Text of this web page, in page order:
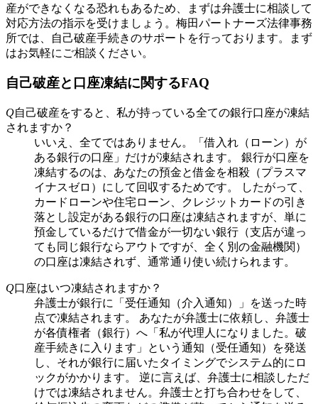
産ができなくなる恐れもあるため、まずは弁護士に相談して
対応方法の指示を受けましょう。梅田パートナーズ法律事務
所では、自己破産手続きのサポートを行っております。まず
はお気軽にご相談ください。
自己破産と口座凍結に関するFAQ
Q自己破産をすると、私が持っている全ての銀行口座が凍結
されますか？
いいえ、全てではありません。「借入れ（ローン）が
ある銀行の口座」だけが凍結されます。 銀行が口座を
凍結するのは、あなたの預金と借金を相殺（プラスマ
イナスゼロ）にして回収するためです。 したがって、
カードローンや住宅ローン、クレジットカードの引き
落とし設定がある銀行の口座は凍結されますが、単に
預金しているだけで借金が一切ない銀行（支店が違っ
ても同じ銀行ならアウトですが、全く別の金融機関）
の口座は凍結されず、通常通り使い続けられます。
Q口座はいつ凍結されますか？
弁護士が銀行に「受任通知（介入通知）」を送った時
点で凍結されます。 あなたが弁護士に依頼し、弁護士
が各債権者（銀行）へ「私が代理人になりました。破
産手続きに入ります」という通知（受任通知）を発送
し、それが銀行に届いたタイミングでシステム的にロ
ックがかかります。 逆に言えば、弁護士に相談しただ
けでは凍結されません。弁護士と打ち合わせをして、